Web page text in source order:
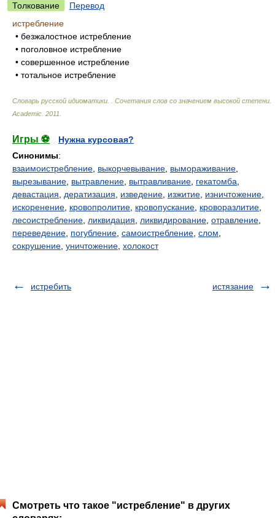
Толкование
Перевод
истребление
• безжалостное истребление
• поголовное истребление
• совершенное истребление
• тотальное истребление
Словарь русской идиоматики. . Сочетания слов со значением высокой степени
Academic 2011
Игры ⚽
Нужна курсовая?
Синонимы:
взаимоистребление выкорчевывание вымораживание
вырезывание вытравление вытравливание гекатомба
девастация
дератизация изведение изжитие изничтожение
искоренение кровопролитие кровопускание кроворазлитие
лесоистребление ликвидация ликвидирование отравление
переведение погубление самоистребление слом
сокрушение уничтожение холокост
истребить истязание
Смотреть что такое "истребление" в других